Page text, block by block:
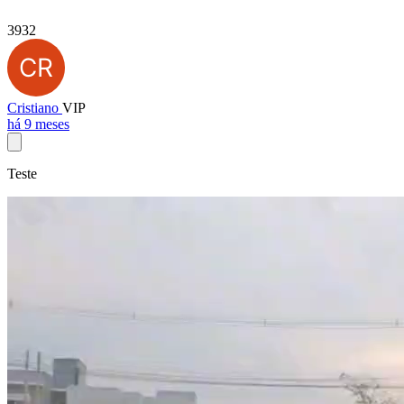
3932
Cristiano VIP
há 9 meses
Teste